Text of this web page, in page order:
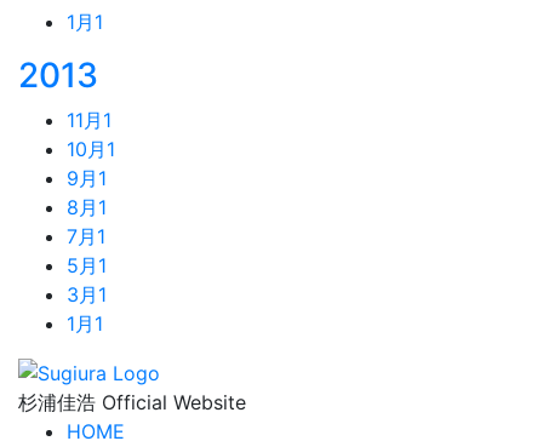
1月 1
2013
11月 1
10月 1
9月 1
8月 1
7月 1
5月 1
3月 1
1月 1
杉浦佳浩 Official Website
HOME